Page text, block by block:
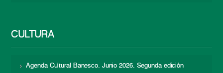
CULTURA
Agenda Cultural Banesco. Junio 2026. Segunda edición